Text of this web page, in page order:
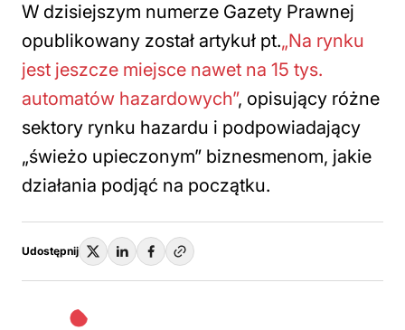
W dzisiejszym numerze Gazety Prawnej
opublikowany został artykuł pt.„Na rynku
jest jeszcze miejsce nawet na 15 tys.
automatów hazardowych”, opisujący różne
sektory rynku hazardu i podpowiadający
„świeżo upieczonym” biznesmenom, jakie
działania podjąć na początku.
Udostępnij